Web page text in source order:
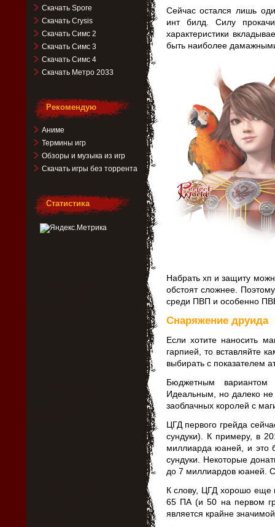
Сейчас остался лишь
инт билд. Силу
характеристики
быть наиболее
Набрать хп и защиту
обстоят сложнее.
среди ПВП и особенно
Снаряжение друида
Если хотите наносить
гарпией, то вставляйте
выбирать с показателем
Бюджетным
Идеальным, но далеко
заоблачных королей с
ЦГД первого грейда
сундуки). К примеру, в
миллиарда юаней, и это
сундуки. Некоторые
до 7 миллиардов юаней.
К слову, ЦГД хорошо еще
65 ПА (и 50 на первом
является крайне
Скачать Spore
Скачать Crysis
Скачать Симс 2
Скачать Симс 3
Скачать Симс 4
Скачать Метро 2033
Рекомендую
Аниме
Термины игр
Обзоры и музыка из игр
Скачать игры без торрента
Статистика